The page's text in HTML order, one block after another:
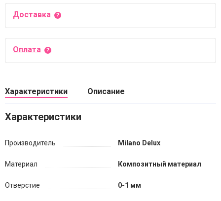
Доставка
Оплата
Характеристики Описание
Характеристики
Производитель Milano Delux
Материал Композитный материал
Отверстие 0-1 мм